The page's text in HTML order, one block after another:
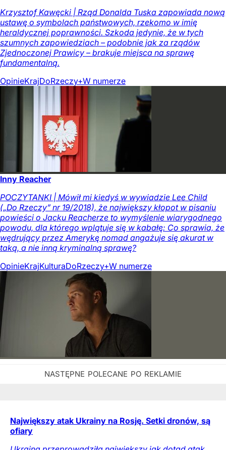
Krzysztof Kawęcki | Rząd Donalda Tuska zapowiada nową
ustawę o symbolach państwowych, rzekomo w imię
heraldycznej poprawności. Szkoda jedynie, że w tych
szumnych zapowiedziach – podobnie jak za rządów
Zjednoczonej Prawicy – brakuje miejsca na sprawę
fundamentalną.
OpinieKrajDoRzeczy+W numerze
Inny Reacher
POCZYTANKI | Mówił mi kiedyś w wywiadzie Lee Child
(„Do Rzeczy” nr 19/2018), że największy kłopot w pisaniu
powieści o Jacku Reacherze to wymyślenie wiarygodnego
powodu, dla którego wplątuje się w kabałę: Co sprawia, że
wędrujący przez Amerykę nomad angażuje się akurat w
taką, a nie inną kryminalną sprawę?
OpinieKrajKulturaDoRzeczy+W numerze
Największy atak Ukrainy na Rosję. Setki dronów, są
ofiary